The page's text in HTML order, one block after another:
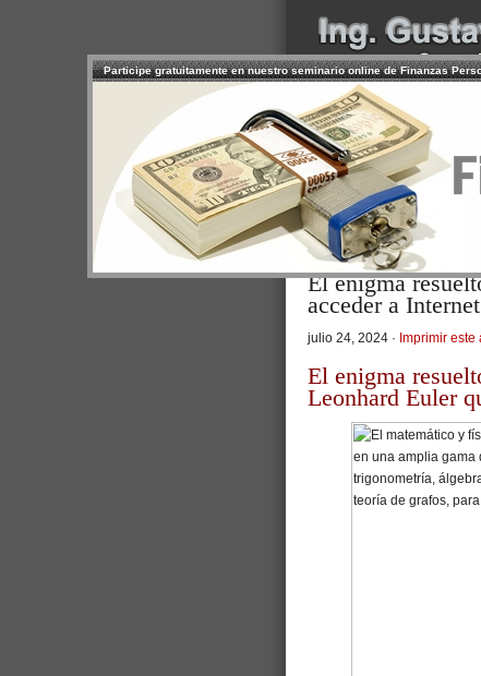
INICIO SERVICIOS
CONTACTO USUARIO
>Inicio/Artículos / El enigma
Personal
El enigma
acceder a Internet
julio 24, 2024 · Imprimir este
El enigma
Leonhard Euler
Participe gratuitamente en nuestro seminario online de Finanzas